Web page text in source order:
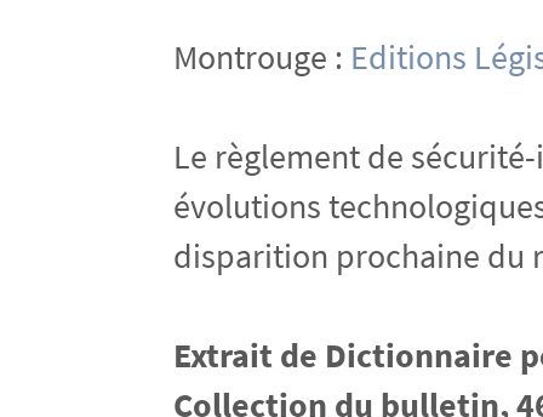
Montrouge : Editions
Le règlement de
évolutions
disparition prochaine du
Extrait de Dictionnaire
Collection du bulletin,